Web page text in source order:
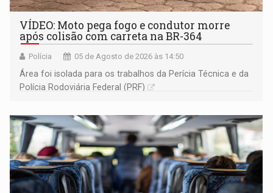
VÍDEO: Moto pega fogo e condutor morre
após colisão com carreta na BR-364
Polícia 05 de Agosto de 2026 às 14:50
Área foi isolada para os trabalhos da Perícia Técnica e da
Polícia Rodoviária Federal (PRF)